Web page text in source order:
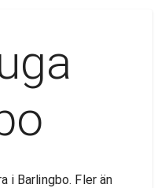
i Barlingbo. Fler än